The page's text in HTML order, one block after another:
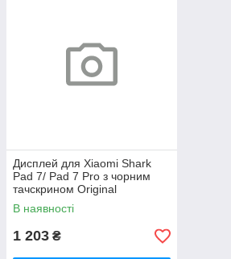
Дисплей для Xiaomi Shark
Pad 7/ Pad 7 Pro з чорним
тачскрином Original
В наявності
1 203 ₴